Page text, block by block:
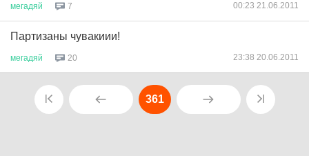
мегадяй 7 00:23 21.06.2011
Партизаны чувакиии!
мегадяй 20 23:38 20.06.2011
361